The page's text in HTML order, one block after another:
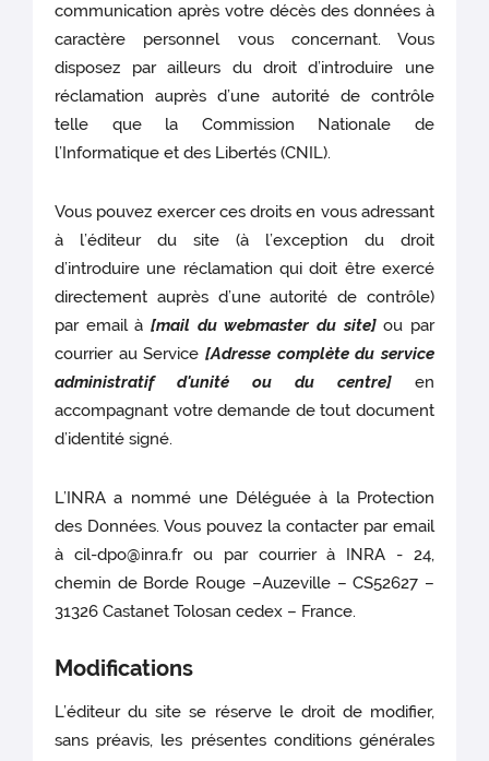
communication après votre décès des données à
caractère personnel vous concernant. Vous
disposez par ailleurs du droit d’introduire une
réclamation auprès d’une autorité de contrôle
telle que la Commission Nationale de
l’Informatique et des Libertés (CNIL).
Vous pouvez exercer ces droits en vous adressant
à l’éditeur du site (à l’exception du droit
d’introduire une réclamation qui doit être exercé
directement auprès d’une autorité de contrôle)
par email à[mail du webmaster du site]ou par
courrier au Service [Adresse complète du service
administratif d'unité ou du centre]en
accompagnant votre demande de tout document
d’identité signé.
L’INRA a nommé une Déléguée à la Protection
des Données. Vous pouvez la contacter par email
à cil-dpo@inra.fr ou par courrier à INRA - 24,
chemin de Borde Rouge –Auzeville – CS52627 –
31326 Castanet Tolosan cedex – France.
Modifications
L’éditeur du site se réserve le droit de modifier,
sans préavis, les présentes conditions générales